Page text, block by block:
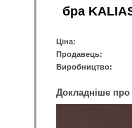
бра
Ціна:
Продавець:
Виробництво:
Докладніше про